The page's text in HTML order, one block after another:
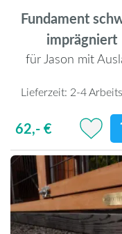
Fundament
imprägniert
für Jason mit
Lieferzeit: 2-4
62,- €